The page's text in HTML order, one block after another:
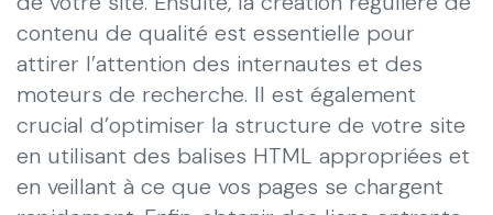
contenu de qualité est essentielle pour
attirer l’attention des internautes et des
moteurs de recherche. Il est également
crucial d’optimiser la structure de votre site
en utilisant des balises HTML appropriées et
en veillant à ce que vos pages se chargent